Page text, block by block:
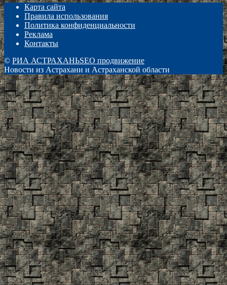
Карта сайта
Правила использования
Политика конфиденциальности
Реклама
Контакты
© РИА АСТРАХАНЬSEO продвижение
Новости из Астрахани и Астраханской области